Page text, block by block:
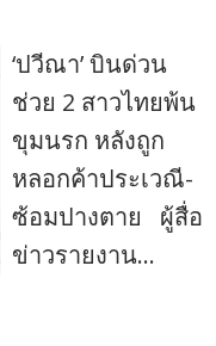
‘ปวีณา’ บินด่วน
ช่วย 2 สาวไทยพ้น
ขุมนรก หลังถูก
หลอกค้าประเวณี-
ซ้อมปางตาย ผู้สื่อ
ข่าวรายงาน…